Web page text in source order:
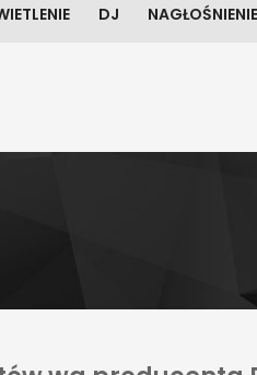
DJ NAGŁOŚNIENIE